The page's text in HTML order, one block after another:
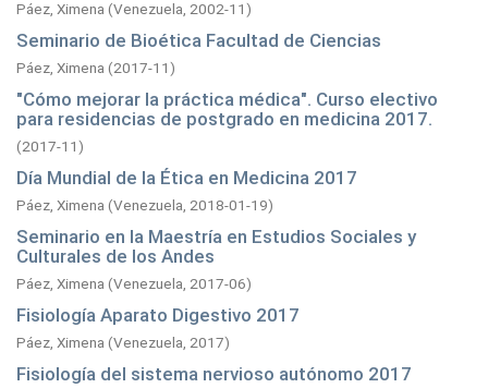
Páez, Ximena (Venezuela, 2002-11)
Seminario de Bioética Facultad de Ciencias
Páez, Ximena (2017-11)
"Cómo mejorar la práctica médica". Curso electivo
para residencias de postgrado en medicina 2017.
(2017-11)
Día Mundial de la Ética en Medicina 2017
Páez, Ximena (Venezuela, 2018-01-19)
Seminario en la Maestría en Estudios Sociales y
Culturales de los Andes
Páez, Ximena (Venezuela, 2017-06)
Fisiología Aparato Digestivo 2017
Páez, Ximena (Venezuela, 2017)
Fisiología del sistema nervioso autónomo 2017